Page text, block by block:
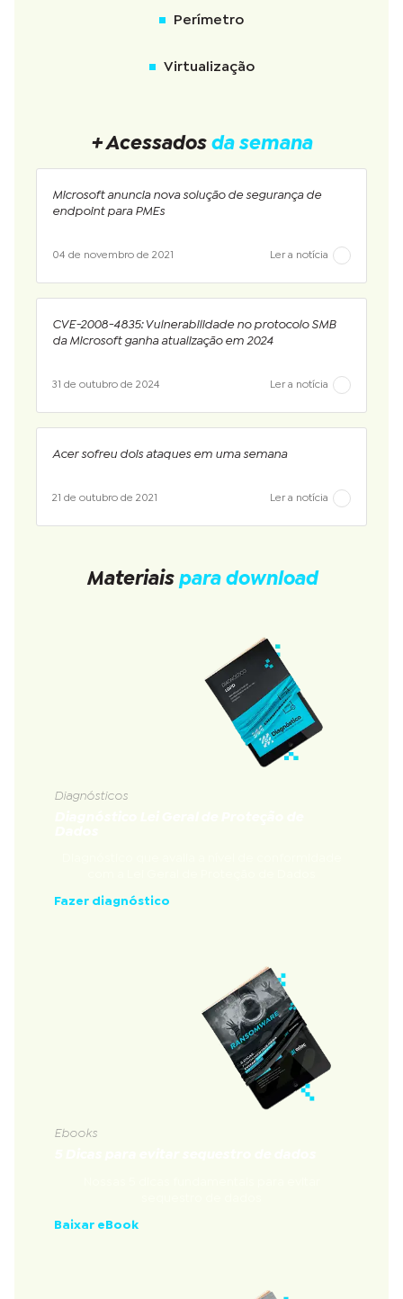
Perímetro
Virtualização
+ Acessados da semana
Microsoft anuncia nova solução de segurança de
endpoint para PMEs
04 de novembro de 2021 Ler a notícia
CVE-2008-4835: Vulnerabilidade no protocolo SMB
da Microsoft ganha atualização em 2024
31 de outubro de 2024 Ler a notícia
Acer sofreu dois ataques em uma semana
21 de outubro de 2021 Ler a notícia
Materiais para download
Diagnósticos
Fazer diagnóstico
Ebooks
Baixar eBook